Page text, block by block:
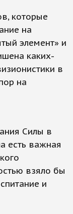
которые
на
элемент» и
каких-
в
на
Силы в
есть важная
взяло бы
и